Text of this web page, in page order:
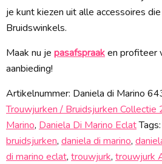
je kunt kiezen uit alle accessoires
Bruidswinkels.
Maak nu je pasafspraaken profiteer
aanbieding!
Artikelnummer: Daniela di Marino
Trouwjurken / Bruidsjurken
Marino, Daniela Di Marino EclatTags:
bruidsjurken, daniela di marino,
di marino eclat, trouwjurk, trouwjurk